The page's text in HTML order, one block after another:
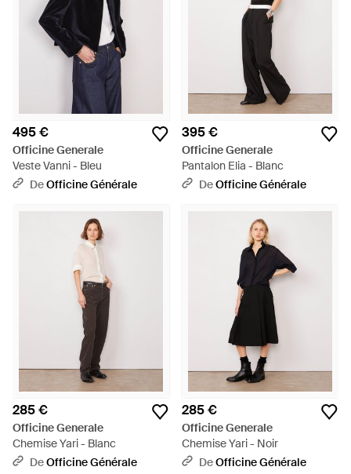
495 €
Officine Generale
Veste Vanni - Bleu
DeOfficine Générale
395 €
Officine Generale
Pantalon Elia - Blanc
DeOfficine Générale
285 €
Officine Generale
Chemise Yari - Blanc
DeOfficine Générale
285 €
Officine Generale
Chemise Yari - Noir
DeOfficine Générale